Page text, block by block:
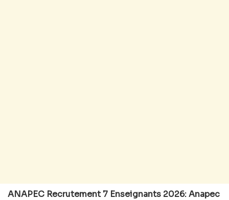
ANAPEC Recrutement 7 Enseignants 2026: Anapec